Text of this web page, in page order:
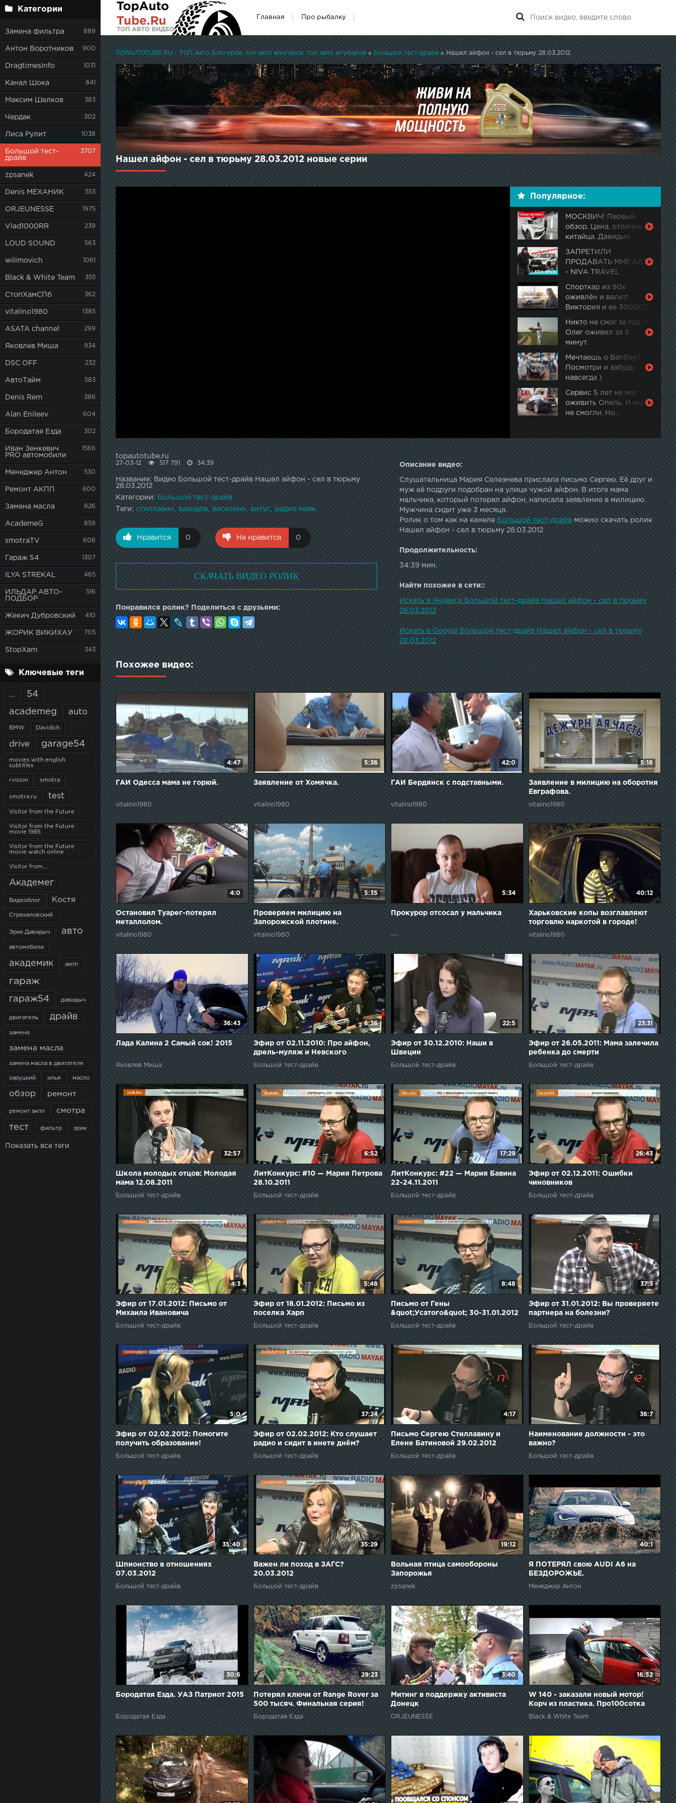
Категории
Замена фильтра 889
Антон Воротников 900
DragtimesInfo 1031
Канал Шока 841
Максим Шелков 383
Чердак 302
Лиса Рулит 1038
Большой тест-
драйв
3707
zpsanek 424
Denis МЕХАНИК 553
ORJEUNESSE 1975
Vlad1000RR 239
LOUD SOUND 563
wilimovich 1061
Black & White Team 355
СтопХамСПб 362
vitalino1980 1385
ASATA channel 299
Яковлев Миша 934
DSC OFF 232
АвтоТайм 583
Denis Rem 386
Alan Enileev 604
Бородатая Езда 302
Иван Зенкевич
PRO автомобили
1566
Менеджер Антон 530
Ремонт АКПП 600
Замена масла 826
AcademeG 859
smotraTV 606
Гараж 54 1307
ILYA STREKAL 465
ИЛЬДАР АВТО-
ПОДБОР
516
Жекич Дубровский 410
ЖОРИК ВИКИХАУ 705
StopXam 343
Ключевые теги
... 54
academeg auto
BMW Davidich
drive garage54
movies with english
subtitles
rvision smotra
smotra.ru test
Visitor from the Future
Visitor from the Future
movie 1985
Visitor from the Future
movie watch online
Visitor from...
Академег
Видеоблог Костя
Стрекаловский
Эрик Давидыч авто
автомобили
академик акпп
гараж
гараж54 давидыч
двигатель драйв
замена
замена масла
замена масла в двигателе
заруцкий илья масло
обзор ремонт
ремонт акпп смотра
тест фильтр эрик
Показать все теги
Главная Про рыбалку
TOPAUTOTUBE.RU - ТОП Авто Блогеров, топ авто влогеров, топ авто ютуберов» Большой тест-драйв» Нашел айфон - сел в тюрьму 28.03.2012
Нашел айфон - сел в тюрьму 28.03.2012 новые серии
Популярное:
МОСКВИЧ! Первый
обзор. Цена, отличие от
китайца. Давидыч
ЗАПРЕТИЛИ
ПРОДАВАТЬ МНЕ АВТО
- NIVA TRAVEL
Спорткар из 90х
оживлён и валит!
Виктория и ее 3000GT.
Никто не смог за год, а
Олег оживил за 5
минут.
Мечтаешь о Bentley?
Посмотри и забудь
навсегда )
Сервис 5 лет не мог
оживить Опель. И мы
не смогли. Но…
topautotube.ru
Описание видео:
Слушательница Мария Селезнева прислала письмо Сергею. Её друг и
муж её подруги подобран на улице чужой айфон. В итоге мама
мальчика, который потерял айфон, написала заявление в милицию.
Мужчина сидит уже 3 месяца.
Ролик о том как на канеле Большой тест-драйвможно скачать ролик
Нашел айфон - сел в тюрьму 28.03.2012
Продолжительность:
34:39 мин.
Найти похожее в сети::
Искать в Яндексе Большой тест-драйв Нашел айфон - сел в тюрьму
28.03.2012
Искать в Google Большой тест-драйв Нашел айфон - сел в тюрьму
28.03.2012
27-03-12 517 791 34:39
Название: Видео Большой тест-драйв Нашел айфон - сел в тюрьму
28.03.2012
Категории:Большой тест-драйв
Теги:стиллавин вахидов веселкин витус радио маяк
Нравится 0 Не нравится 0
СКАЧАТЬ ВИДЕО РОЛИК
Понравился ролик? Поделиться с друзьями:
Похожее видео:
4:47
ГАИ Одесса мама не горюй.
vitalino1980
5:36
Заявление от Хомячка.
vitalino1980
42:0
ГАИ Бердянск с подставными.
vitalino1980
5:18
Заявление в милицию на оборотня
Евграфова.
vitalino1980
4:0
Остановил Туарег-потерял
металлолом.
vitalino1980
5:35
Проверяем милицию на
Запорожской плотине.
vitalino1980
5:34
Прокурор отсосал у мальчика
---
40:12
Харьковские копы возглавляют
торговлю наркотой в городе!
vitalino1980
36:43
Лада Калина 2 Самый сок! 2015
Яковлев Миша
6:36
Эфир от 02.11.2010: Про айфон,
дрель-муляж и Невского
Большой тест-драйв
22:5
Эфир от 30.12.2010: Наши в
Швеции
Большой тест-драйв
23:31
Эфир от 26.05.2011: Мама залечила
ребенка до смерти
Большой тест-драйв
32:57
Школа молодых отцов: Молодая
мама 12.08.2011
Большой тест-драйв
6:52
ЛитКонкурс: #10 — Мария Петрова
28.10.2011
Большой тест-драйв
17:29
ЛитКонкурс: #22 — Мария Бавина
22-24.11.2011
Большой тест-драйв
26:43
Эфир от 02.12.2011: Ошибки
чиновников
Большой тест-драйв
4:3
Эфир от 17.01.2012: Письмо от
Михаила Ивановича
Большой тест-драйв
5:48
Эфир от 18.01.2012: Письмо из
поселка Харп
Большой тест-драйв
8:48
Письмо от Гены
&quot;Усатого&quot; 30-31.01.2012
Большой тест-драйв
37:3
Эфир от 31.01.2012: Вы проверяете
партнера на болезни?
Большой тест-драйв
5:0
Эфир от 02.02.2012: Помогите
получить образование!
Большой тест-драйв
37:24
Эфир от 02.02.2012: Кто слушает
радио и сидит в инете днём?
Большой тест-драйв
4:17
Письмо Сергею Стиллавину и
Елене Батиновой 29.02.2012
Большой тест-драйв
36:7
Наименование должности - это
важно?
Большой тест-драйв
35:40
Шпионство в отношениях
07.03.2012
Большой тест-драйв
35:29
Важен ли поход в ЗАГС?
20.03.2012
Большой тест-драйв
19:12
Вольная птица самообороны
Запорожья
zpsanek
40:1
Я ПОТЕРЯЛ свою AUDI A6 на
БЕЗДОРОЖЬЕ.
Менеджер Антон
30:6
Бородатая Езда. УАЗ Патриот 2015
Бородатая Езда
29:23
Потерял ключи от Range Rover за
500 тысяч. Финальная серия!
Бородатая Езда
3:40
Митинг в поддержку активиста
Донецк
ORJEUNESSE
16:52
W 140 - заказали новый мотор!
Корч из пластика. Про100сотка
оживление.
Black & White Team